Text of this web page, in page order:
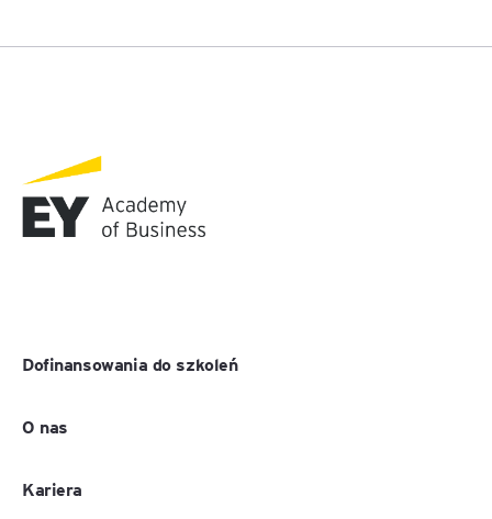
Dofinansowania do szkoleń
O nas
Kariera